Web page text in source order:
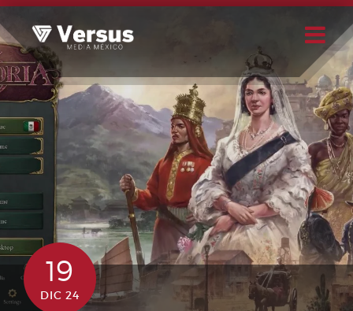
Skip
to
content
Buscar
Usuario
19
DIC 24